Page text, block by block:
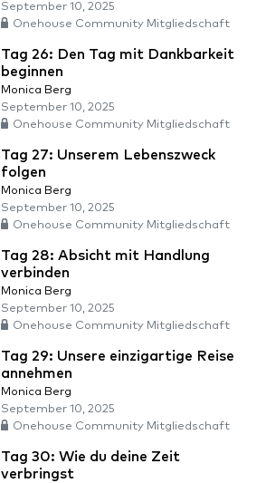
September 10, 2025
Onehouse Community Mitgliedschaft
Tag 26: Den Tag mit Dankbarkeit
beginnen
Monica Berg
September 10, 2025
Onehouse Community Mitgliedschaft
Tag 27: Unserem Lebenszweck
folgen
Monica Berg
September 10, 2025
Onehouse Community Mitgliedschaft
Tag 28: Absicht mit Handlung
verbinden
Monica Berg
September 10, 2025
Onehouse Community Mitgliedschaft
Tag 29: Unsere einzigartige Reise
annehmen
Monica Berg
September 10, 2025
Onehouse Community Mitgliedschaft
Tag 30: Wie du deine Zeit
verbringst